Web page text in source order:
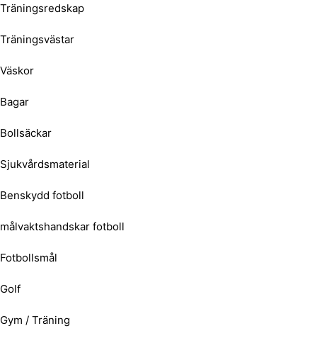
Träningsredskap
Träningsvästar
Väskor
Bagar
Bollsäckar
Sjukvårdsmaterial
Benskydd fotboll
målvaktshandskar fotboll
Fotbollsmål
Golf
Gym / Träning